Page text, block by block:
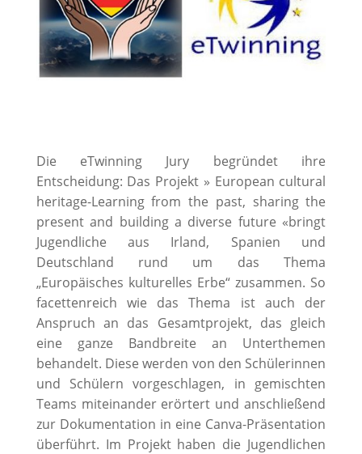
Die eTwinning Jury begründet ihre
Entscheidung: Das Projekt » European cultural
heritage-Learning from the past, sharing the
present and building a diverse future «bringt
Jugendliche aus Irland, Spanien und
Deutschland rund um das Thema
„Europäisches kulturelles Erbe“ zusammen. So
facettenreich wie das Thema ist auch der
Anspruch an das Gesamtprojekt, das gleich
eine ganze Bandbreite an Unterthemen
behandelt. Diese werden von den Schülerinnen
und Schülern vorgeschlagen, in gemischten
Teams miteinander erörtert und anschließend
zur Dokumentation in eine Canva-Präsentation
überführt. Im Projekt haben die Jugendlichen